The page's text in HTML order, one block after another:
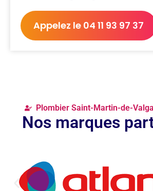
Appelez le 04 11 93 97 37
Plombier Saint-Martin-de-
Nos marques